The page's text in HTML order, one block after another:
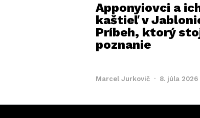
Apponyiovci a
kaštieľ v
Príbeh, ktorý
poznanie
Marcel Jurkovič 8. júla 2026